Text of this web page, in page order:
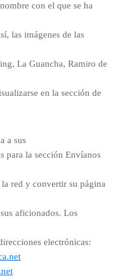
con el que se ha
las imágenes de las
La Guancha, Ramiro de
en la sección de
a sus
para la sección Envíanos
red y convertir su página
aficionados. Los
electrónicas: